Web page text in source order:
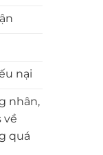
nại
nhân,
về
quá